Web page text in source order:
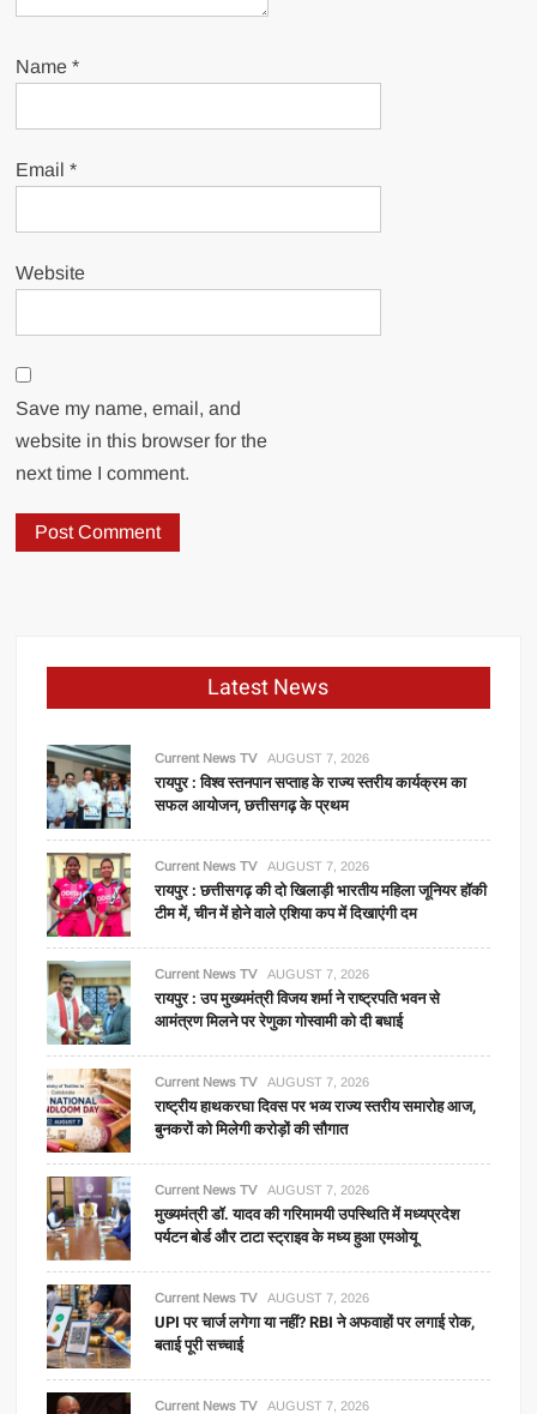
Name*
Email*
Website
Save my name, email, and
website in this browser for the
next time I comment.
Latest News
Current News TV AUGUST 7, 2026
रायपुर : विश्व स्तनपान सप्ताह के राज्य स्तरीय कार्यक्रम का
सफल आयोजन, छत्तीसगढ़ के प्रथम
Current News TV AUGUST 7, 2026
रायपुर : छत्तीसगढ़ की दो खिलाड़ी भारतीय महिला जूनियर हॉकी
टीम में, चीन में होने वाले एशिया कप में दिखाएंगी दम
Current News TV AUGUST 7, 2026
रायपुर : उप मुख्यमंत्री विजय शर्मा ने राष्ट्रपति भवन से
आमंत्रण मिलने पर रेणुका गोस्वामी को दी बधाई
Current News TV AUGUST 7, 2026
राष्ट्रीय हाथकरघा दिवस पर भव्य राज्य स्तरीय समारोह आज,
बुनकरों को मिलेगी करोड़ों की सौगात
Current News TV AUGUST 7, 2026
मुख्यमंत्री डॉ. यादव की गरिमामयी उपस्थिति में मध्यप्रदेश
पर्यटन बोर्ड और टाटा स्ट्राइव के मध्य हुआ एमओयू
Current News TV AUGUST 7, 2026
UPI पर चार्ज लगेगा या नहीं? RBI ने अफवाहों पर लगाई रोक,
बताई पूरी सच्चाई
Current News TV AUGUST 7, 2026